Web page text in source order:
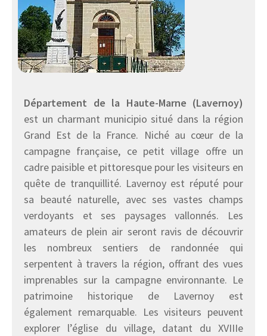
Département de la Haute-Marne (Lavernoy)
est un charmant municipio situé dans la région
Grand Est de la France. Niché au cœur de la
campagne française, ce petit village offre un
cadre paisible et pittoresque pour les visiteurs en
quête de tranquillité. Lavernoy est réputé pour
sa beauté naturelle, avec ses vastes champs
verdoyants et ses paysages vallonnés. Les
amateurs de plein air seront ravis de découvrir
les nombreux sentiers de randonnée qui
serpentent à travers la région, offrant des vues
imprenables sur la campagne environnante. Le
patrimoine historique de Lavernoy est
également remarquable. Les visiteurs peuvent
explorer l’église du village, datant du XVIIIe